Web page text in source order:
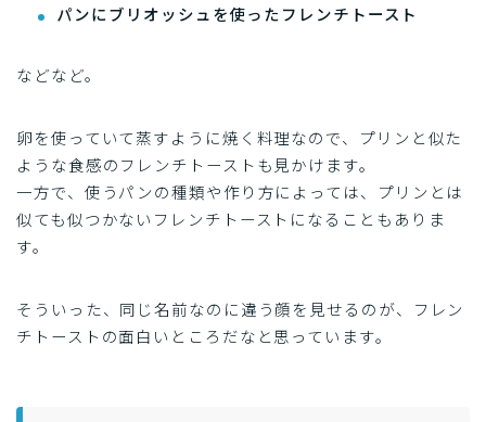
パンにブリオッシュを使ったフレンチトースト
などなど。
卵を使っていて蒸すように焼く料理なので、プリンと似た
ような食感のフレンチトーストも見かけます。
一方で、使うパンの種類や作り方によっては、プリンとは
似ても似つかないフレンチトーストになることもありま
す。
そういった、同じ名前なのに違う顔を見せるのが、フレン
チトーストの面白いところだなと思っています。